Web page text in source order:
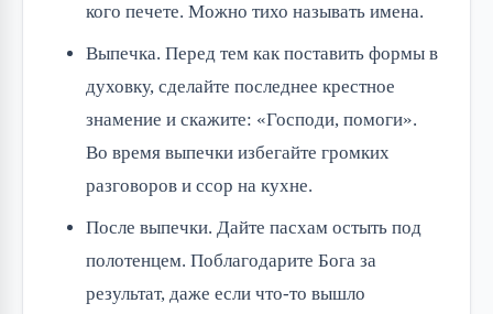
кого печете. Можно тихо называть имена.
Выпечка. Перед тем как поставить формы в
духовку, сделайте последнее крестное
знамение и скажите: «Господи, помоги».
Во время выпечки избегайте громких
разговоров и ссор на кухне.
После выпечки. Дайте пасхам остыть под
полотенцем. Поблагодарите Бога за
результат, даже если что-то вышло